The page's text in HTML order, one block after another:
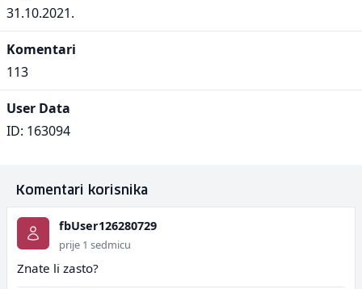
31.10.2021.
Komentari
113
User Data
ID: 163094
Komentari korisnika
fbUser126280729
prije 1 sedmicu
Znate li zasto?